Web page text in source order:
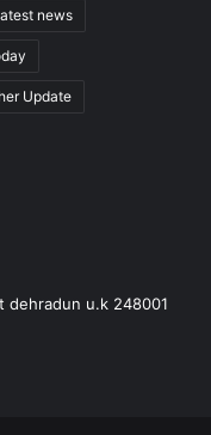
news
Update
dehradun u.k 248001